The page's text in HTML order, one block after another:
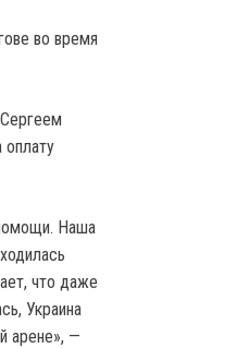
во время
оплату
Наша
что даже
Украина
арене», —